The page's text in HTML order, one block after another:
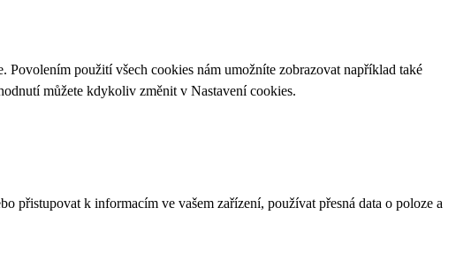
použití všech cookies nám umožníte zobrazovat například také
můžete kdykoliv změnit v Nastavení cookies.
přistupovat k informacím ve vašem zařízení, používat přesná data o poloze a